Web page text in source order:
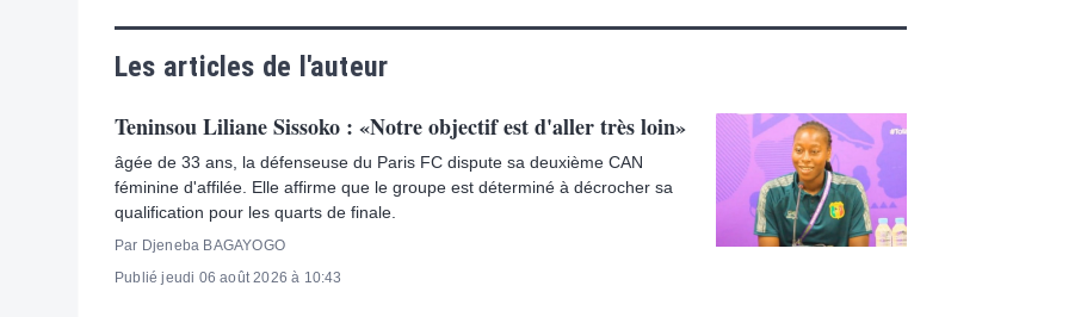
Les articles de l'auteur
Teninsou Liliane Sissoko : «Notre objectif est d'aller très loin»
âgée de 33 ans, la défenseuse du Paris FC dispute sa deuxième CAN
féminine d'affilée. Elle affirme que le groupe est déterminé à décrocher sa
qualification pour les quarts de finale.
Par Djeneba BAGAYOGO
Publié jeudi 06 août 2026 à 10:43